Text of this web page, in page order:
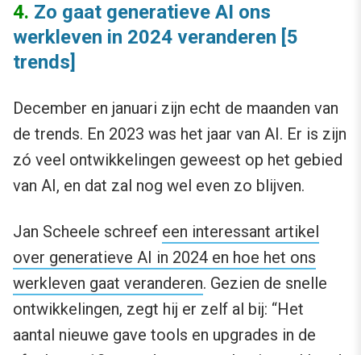
4. Zo gaat generatieve AI ons
werkleven in 2024 veranderen [5
trends]
December en januari zijn echt de maanden van
de trends. En 2023 was het jaar van AI. Er is zijn
zó veel ontwikkelingen geweest op het gebied
van AI, en dat zal nog wel even zo blijven.
Jan Scheele schreef een interessant artikel
over generatieve AI in 2024 en hoe het ons
werkleven gaat veranderen. Gezien de snelle
ontwikkelingen, zegt hij er zelf al bij: “Het
aantal nieuwe gave tools en upgrades in de